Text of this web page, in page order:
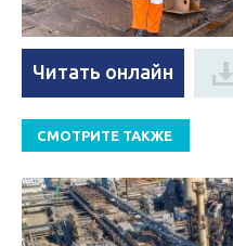
Читать онлайн
СМОТРИТЕ ТАКЖЕ